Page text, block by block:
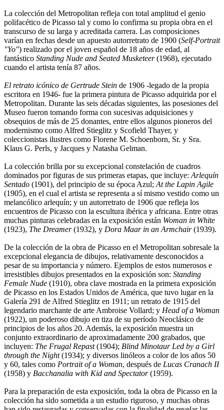
La colección del Metropolitan refleja con total amplitud el genio
polifacético de Picasso tal y como lo confirma su propia obra en el
transcurso de su larga y acreditada carrera. Las composiciones
varían en fechas desde un apuesto autorretrato de 1900 (Self-Portrait
"Yo") realizado por el joven español de 18 años de edad, al
fantástico Standing Nude and Seated Musketeer(1968), ejecutado
cuando el artista tenía 87 años.
El retrato icónico de Gertrude Stein de 1906 -legado de la propia
escritora en 1946- fue la primera pintura de Picasso adquirida por el
Metropolitan. Durante las seis décadas siguientes, las posesiones del
Museo fueron tomando forma con sucesivas adquisiciones y
obsequios de más de 25 donantes, entre ellos algunos pioneros del
modernismo como Alfred Stieglitz y Scofield Thayer, y
coleccionistas ilustres como Florene M. Schoenborn, Sr. y Sra.
Klaus G. Perls, y Jacques y Natasha Gelman.
La colección brilla por su excepcional constelación de cuadros
dominados por figuras de sus primeras etapas, que incluye: Arlequín
Sentado (1901), del principio de su época Azul; At the Lapin Agile
(1905), en el cual el artista se representa a sí mismo vestido como un
melancólico arlequín; y un autorretrato de 1906 que refleja los
encuentros de Picasso con la escultura ibérica y africana. Entre otras
muchas pinturas celebradas en la exposición están Woman in White
(1923), The Dreamer(1932), y Dora Maar in an Armchair(1939).
De la colección de la obra de Picasso en el Metropolitan sobresale la
excepcional elegancia de dibujos, relativamente desconocidos a
pesar de su importancia y número. Ejemplos de estos numerosos e
irresistibles dibujos presentados en la exposición son: Standing
Female Nude (1910), obra clave mostrada en la primera exposición
de Picasso en los Estados Unidos de América, que tuvo lugar en la
Galería 291 de Alfred Stieglitz en 1911; un retrato de 1915 del
legendario marchante de arte Ambroise Vollard; y Head of a Woman
(1922), un poderoso dibujo en tiza de su período Neoclásico de
principios de los años 20. Además, la exposición muestra un
conjunto extraordinario de aproximadamente 200 grabados, que
incluyen: The Frugal Repast(1904); Blind Minotaur Led by a Girl
through the Night(1934); y diversos linóleos a color de los años 50
y 60, tales como Portrait of a Woman, después de Lucas Cranach II
(1958) y Bacchanalia with Kid and Spectator(1959).
Para la preparación de esta exposición, toda la obra de Picasso en la
colección ha sido sometida a un estudio riguroso, y muchas obras